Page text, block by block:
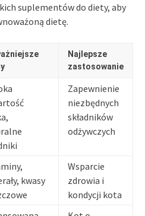
suplementów do diety, aby
dietę.
Najlepsze
zastosowanie
Zapewnienie
niezbędnych
składników
odżywczych
kwasy
Wsparcie
zdrowia i
kondycji kota